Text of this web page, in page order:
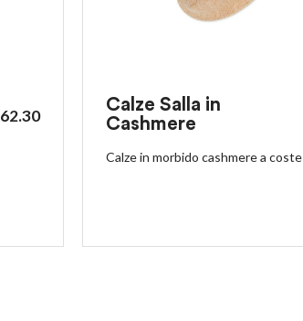
62.30
Calze Salla in
Cashmere
Calze in morbido cashmere a coste